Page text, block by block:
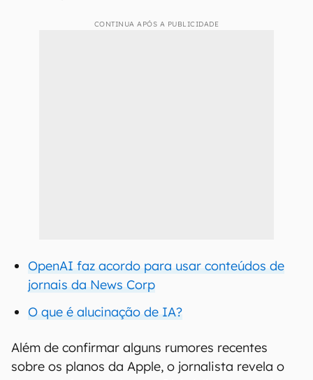
CONTINUA APÓS A PUBLICIDADE
OpenAI faz acordo para usar conteúdos de
jornais da News Corp
O que é alucinação de IA?
Além de confirmar alguns rumores recentes
sobre os planos da Apple, o jornalista revela o